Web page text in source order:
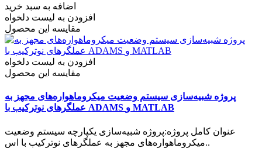
اضافه به سبد خرید
افزودن به لیست دلخواه
مقایسه این محصول
افزودن به لیست دلخواه
مقایسه این محصول
پروژه شبیه‌سازی سیستم وضعیت میکروماهواره‌های مجهز به
عملگرهای نوترکیب با ADAMS و MATLAB
عنوان کامل پروژه:پروژه شبیه‌سازی یکپارچه سیستم وضعیت
میکروماهواره‌های مجهز به عملگرهای نوترکیب با اس..